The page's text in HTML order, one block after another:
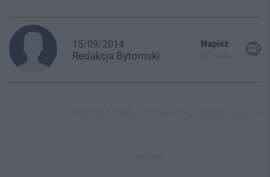
15/09/2014
Redakcja Bytomski
Napisz